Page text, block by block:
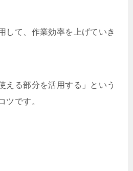
して、作業効率を上げていき
える部分を活用する」という
ツです。